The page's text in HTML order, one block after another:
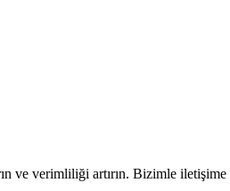
ve verimliliği artırın. Bizimle